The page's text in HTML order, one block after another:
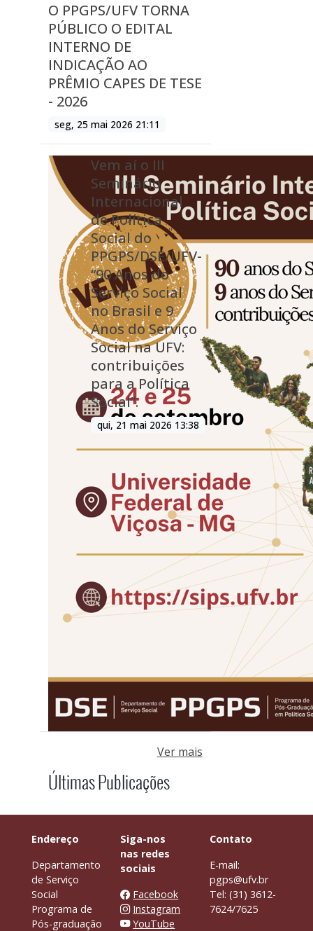
O PPGPS/UFV TORNA
PÚBLICO O EDITAL
INTERNO DE
INDICAÇÃO AO
PRÊMIO CAPES DE TESE
- 2026
seg, 25 mai 2026 21:11
Vem aí o III
Seminário
Internacional
de Política
Social do
PPGPS/DSE/UFV-
“90 Anos do
Serviço Social
no Brasil e 9
Anos do Serviço
Social na UFV:
contribuições
para a Política
Social”.
qui, 21 mai 2026 13:38
Ver mais
Últimas Publicações
Endereço
Departamento
de Serviço
Social
Programa de
Pós-graduação
Siga-nos
nas redes
sociais
Facebook
Instagram
YouTube
Contato
E-mail:
pgps@ufv.br
Tel: (31) 3612-
7624/7625